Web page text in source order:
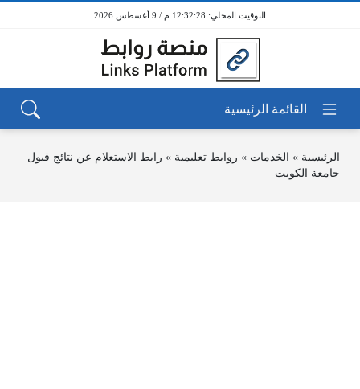
12:32:28 م / 9 أغسطس 2026
الرئيسية » الخدمات » روابط تعليمية » رابط الاستعلام عن نتائج قبول
جامعة الكويت